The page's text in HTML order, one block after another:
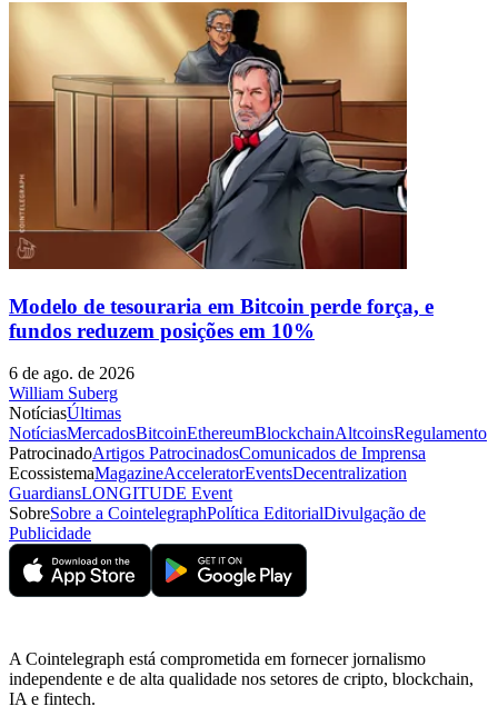
Modelo de tesouraria em Bitcoin perde força, e
fundos reduzem posições em 10%
6 de ago. de 2026
William Suberg
NotíciasÚltimas
NotíciasMercadosBitcoinEthereumBlockchainAltcoinsRegulamento
PatrocinadoArtigos PatrocinadosComunicados de Imprensa
EcossistemaMagazineAcceleratorEventsDecentralization
GuardiansLONGITUDE Event
SobreSobre a CointelegraphPolítica EditorialDivulgação de
Publicidade
A Cointelegraph está comprometida em fornecer jornalismo
independente e de alta qualidade nos setores de cripto, blockchain,
IA e fintech.